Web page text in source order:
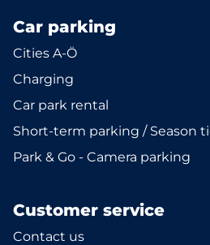
Car parking
Cities A-Ö
Charging
Car park rental
Short-term parking / Season
Park & Go - Camera parking
Customer service
Contact us